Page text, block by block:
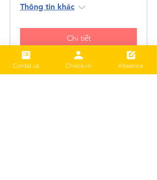
Thông tin khác
Chi tiết
Contat us Check-in Absence